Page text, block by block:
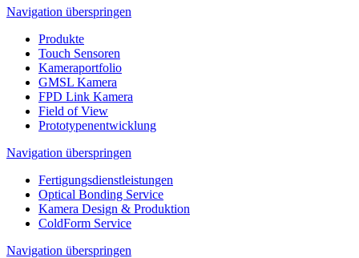
Navigation überspringen
Produkte
Touch Sensoren
Kameraportfolio
GMSL Kamera
FPD Link Kamera
Field of View
Prototypenentwicklung
Navigation überspringen
Fertigungsdienstleistungen
Optical Bonding Service
Kamera Design & Produktion
ColdForm Service
Navigation überspringen